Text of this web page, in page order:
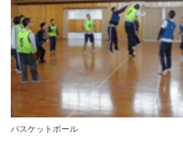
バスケットボール